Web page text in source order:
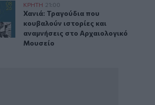
που κουβαλούν ιστορίες και
ΚΡΗΤΗ 21:00
Χανιά: Τραγούδια που κουβαλούν
Χανιά: Τραγούδια που
κουβαλούν ιστορίες και
αναμνήσεις στο Αρχαιολογικό
Μουσείο